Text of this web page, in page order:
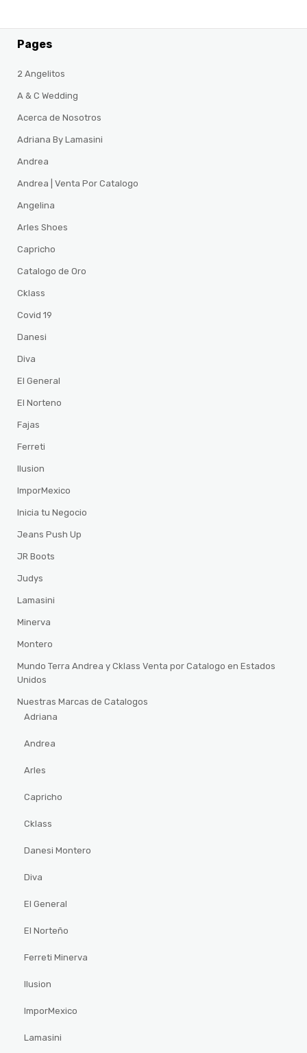
Pages
2 Angelitos
A & C Wedding
Acerca de Nosotros
Adriana By Lamasini
Andrea
Andrea | Venta Por Catalogo
Angelina
Arles Shoes
Capricho
Catalogo de Oro
Cklass
Covid 19
Danesi
Diva
El General
El Norteno
Fajas
Ferreti
Ilusion
ImporMexico
Inicia tu Negocio
Jeans Push Up
JR Boots
Judys
Lamasini
Minerva
Montero
Mundo Terra Andrea y Cklass Venta por Catalogo en Estados
Unidos
Nuestras Marcas de Catalogos
Adriana
Andrea
Arles
Capricho
Cklass
Danesi Montero
Diva
El General
El Norteño
Ferreti Minerva
Ilusion
ImporMexico
Lamasini